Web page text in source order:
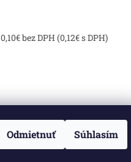
Odmietnuť Súhlasím
bez DPH (0,12€ s DPH)